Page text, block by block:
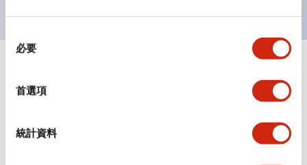
必要
首選項
統計資料
電氣規範（額定照明部分）